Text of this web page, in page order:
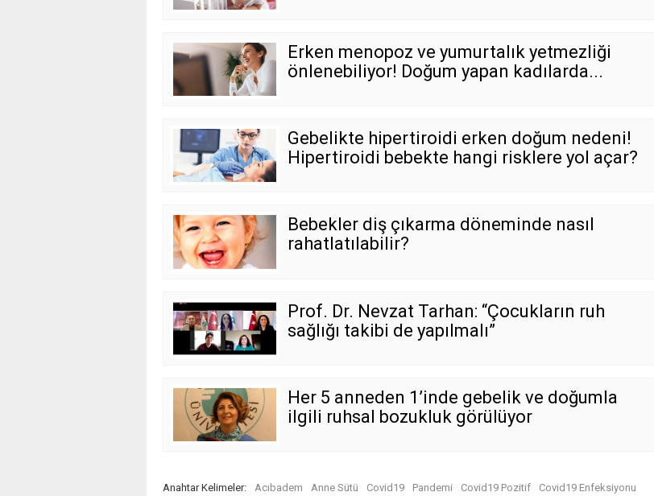
Erken menopoz ve yumurtalık yetmezliği
önlenebiliyor! Doğum yapan kadılarda...
Gebelikte hipertiroidi erken doğum nedeni!
Hipertiroidi bebekte hangi risklere yol açar?
Bebekler diş çıkarma döneminde nasıl
rahatlatılabilir?
Prof. Dr. Nevzat Tarhan: “Çocukların ruh
sağlığı takibi de yapılmalı”
Her 5 anneden 1’inde gebelik ve doğumla
ilgili ruhsal bozukluk görülüyor
Anahtar Kelimeler: Acıbadem Anne Sütü Covid19 Pandemi Covid19 Pozitif Covid19 Enfeksiyonu